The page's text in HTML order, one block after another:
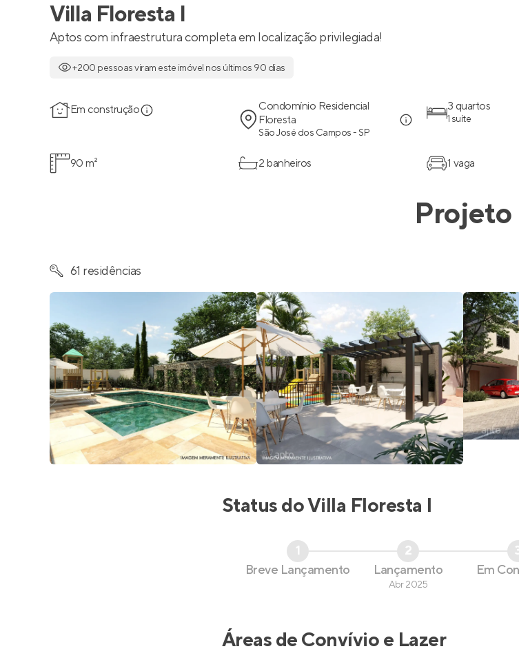
Villa Floresta I
Aptos com infraestrutura completa em localização privilegiada!
+200 pessoas viram este imóvel nos últimos 90 dias
Em construção
Condomínio Residencial
Floresta
São José dos Campos - SP
3 quartos
1 suíte
90 m² 2 banheiros 1 vaga
Projeto
61 residências
Status doVilla Floresta I
1
Breve Lançamento
2
Lançamento
Abr 2025
Em
Áreas de Convívio e Lazer